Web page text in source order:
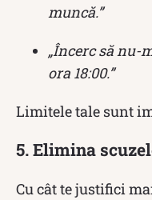
muncă.”
„Încerc să nu-
ora 18:00.”
Limitele tale sunt
5. Elimina
Cu cât te justifici